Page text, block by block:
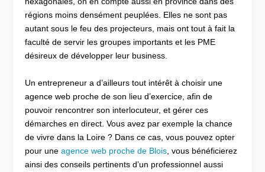
régions moins densément peuplées. Elles ne sont pas
autant sous le feu des projecteurs, mais ont tout à fait la
faculté de servir les groupes importants et les PME
désireux de développer leur business.
Un entrepreneur a d’ailleurs tout intérêt à choisir une
agence web proche de son lieu d’exercice, afin de
pouvoir rencontrer son interlocuteur, et gérer ces
démarches en direct. Vous avez par exemple la chance
de vivre dans la Loire ? Dans ce cas, vous pouvez opter
pour uneagence web proche de Blois , vous bénéficierez
ainsi des conseils pertinents d’un professionnel aussi